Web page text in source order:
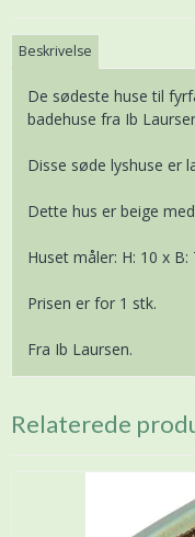
Beskrivelse
De sødeste huse til
badehuse fra Ib
Disse søde lyshuse er
Dette hus er beige
Huset måler: H: 10 x B:
Prisen er for 1 stk.
Fra Ib Laursen.
Relaterede